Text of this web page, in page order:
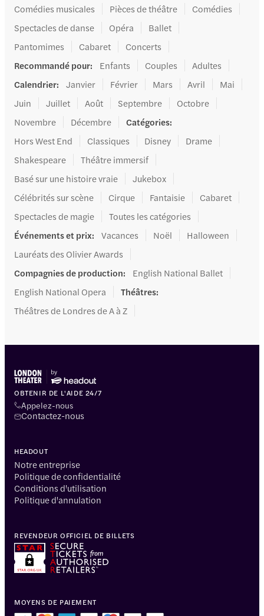
Comédies musicales
Pièces de théâtre
Comédies
Spectacles de danse
Opéra
Ballet
Pantomimes
Cabaret
Concerts
Recommandé pour: Enfants Couples
Adultes
Calendrier: Janvier Février Mars Avril
Mai
Juin
Juillet Août Septembre
Octobre
Novembre
Décembre Catégories:
Hors West End
Classiques Disney
Drame
Shakespeare
Théâtre immersif
Basé sur une histoire vraie
Jukebox
Célébrités sur scène
Cirque Fantaisie
Cabaret
Spectacles de magie
Toutes les catégories
Événements et prix: Vacances Noël
Halloween
Lauréats des Olivier Awards
Compagnies de production:
English National Ballet
English National Opera
Théâtres:
Théâtres de Londres de A à Z
OBTENIR DE L'AIDE 24/7
Appelez-nous
Contactez-nous
HEADOUT
Notre entreprise
Politique de confidentialité
Conditions d'utilisation
Politique d'annulation
MOYENS DE PAIEMENT
REVENDEUR OFFICIEL DE BILLETS